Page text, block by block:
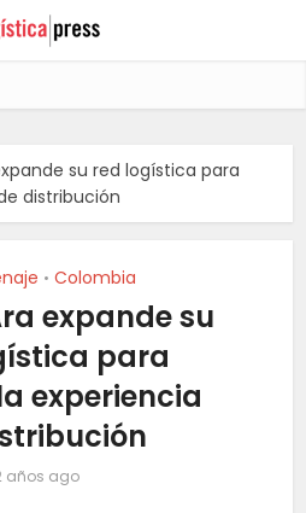
su red logística para
distribución
• Colombia
expande su
para
experiencia
años ago